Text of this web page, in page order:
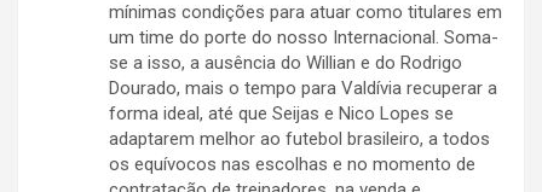
mínimas condições para atuar como titulares em
um time do porte do nosso Internacional. Soma-
se a isso, a ausência do Willian e do Rodrigo
Dourado, mais o tempo para Valdívia recuperar a
forma ideal, até que Seijas e Nico Lopes se
adaptarem melhor ao futebol brasileiro, a todos
os equívocos nas escolhas e no momento de